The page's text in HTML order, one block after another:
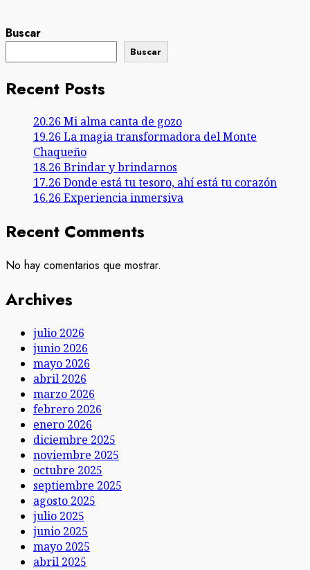
Buscar
Buscar
Recent Posts
20.26 Mi alma canta de gozo
19.26 La magia transformadora del Monte
Chaqueño
18.26 Brindar y brindarnos
17.26 Donde está tu tesoro, ahí está tu corazón
16.26 Experiencia inmersiva
Recent Comments
No hay comentarios que mostrar.
Archives
julio 2026
junio 2026
mayo 2026
abril 2026
marzo 2026
febrero 2026
enero 2026
diciembre 2025
noviembre 2025
octubre 2025
septiembre 2025
agosto 2025
julio 2025
junio 2025
mayo 2025
abril 2025